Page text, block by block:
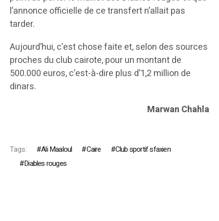
l’annonce officielle de ce transfert n’allait pas
tarder.
Aujourd’hui, c’est chose faite et, selon des sources
proches du club cairote, pour un montant de
500.000 euros, c’est-à-dire plus d’1,2 million de
dinars.
Marwan Chahla
Tags: Ali Maaloul Caire
Club sportif sfaxien
Diables rouges